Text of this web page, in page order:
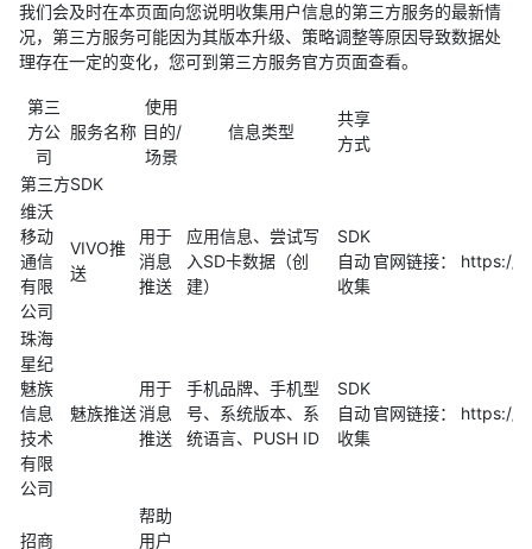
我们会及时在本页面向您说明收集用户信息的第三方服务的最新情
况，第三方服务可能因为其版本升级、策略调整等原因导致数据处
理存在一定的变化，您可到第三方服务官方页面查看。
第三
方公
司
服务名称
使用
目的/
场景
信息类型
共享
方式
第三方SDK
维沃
移动
通信
有限
公司
VIVO推
送
用于
消息
推送
应用信息、尝试写
入SD卡数据（创
建）
SDK
自动
收集
官网链接： https://
珠海
星纪
魅族
信息
技术
有限
公司
魅族推送
用于
消息
推送
手机品牌、手机型
号、系统版本、系
统语言、PUSH ID
SDK
自动
收集
官网链接： https://
招商
帮助
用户